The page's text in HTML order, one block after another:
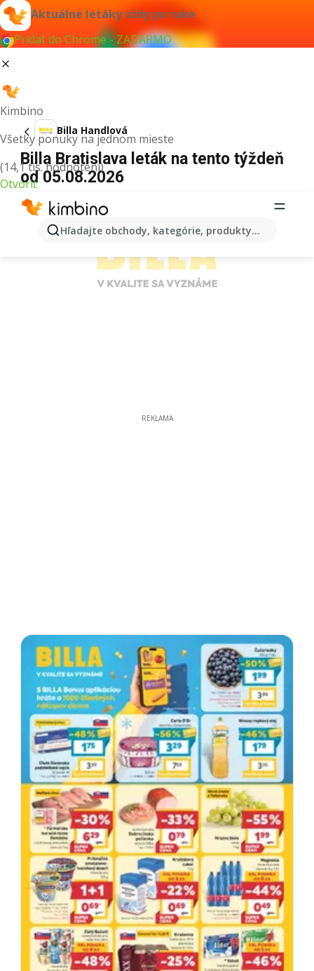
Aktuálne letáky vždy po ruke
Pridať do Chrome - ZADARMO
Kimbino
Všetky ponuky na jednom mieste
(14,1 tis. hodnotení)
Otvoriť
Hľadajte obchody, kategórie, produkty...
Billa Handlová
Billa Bratislava leták na tento týždeň
od 05.08.2026
REKLAMA